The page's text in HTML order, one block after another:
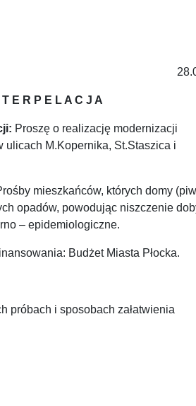
T E R P E L A C J A
Proszę o realizację modernizacji
ulicach M.Kopernika, St.Staszica i
mieszkańców, których domy
opadów, powodując niszczenie
– epidemiologiczne.
Budżet Miasta Płocka.
próbach i sposobach załatwienia